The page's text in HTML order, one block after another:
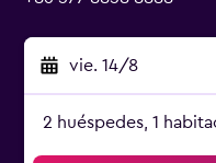
vie. 14/8
2 huéspedes, 1